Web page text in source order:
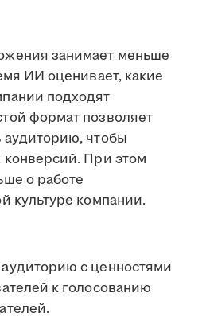
занимает меньше
ИИ оценивает, какие
подходят
формат позволяет
аудиторию, чтобы
конверсий. При этом
о работе
культуре компании.
с ценностями
к голосованию